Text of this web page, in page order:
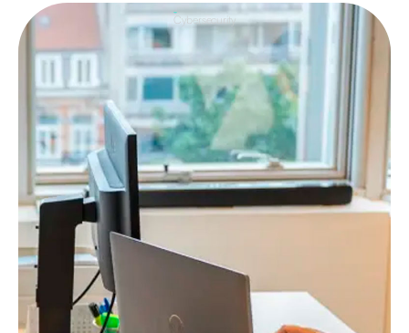
Cybersecurity